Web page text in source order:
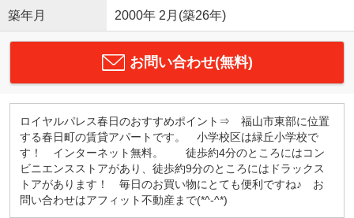
築年月 2000年 2月(築26年)
お問い合わせ(無料)
ロイヤルパレス春日のおすすめポイント⇒ 福山市東部に位置
する春日町の賃貸アパートです。 小学校区は緑丘小学校で
す！ インターネット無料。 徒歩約4分のところにはコン
ビニエンスストアがあり、徒歩約9分のところにはドラックス
トアがあります！ 毎日のお買い物にとても便利ですね♪ お
問い合わせはアフィット不動産まで(*^-^*)